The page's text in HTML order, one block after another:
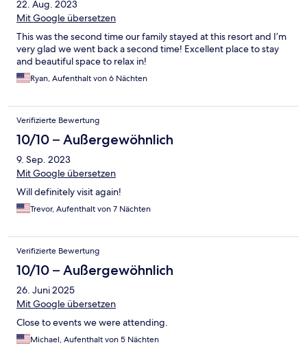
22. Aug. 2023
Mit Google übersetzen
This was the second time our family stayed at this resort and I’m
very glad we went back a second time! Excellent place to stay
and beautiful space to relax in!
Ryan, Aufenthalt von 6 Nächten
Verifizierte Bewertung
10/10 – Außergewöhnlich
9. Sep. 2023
Mit Google übersetzen
Will definitely visit again!
Trevor, Aufenthalt von 7 Nächten
Verifizierte Bewertung
10/10 – Außergewöhnlich
26. Juni 2025
Mit Google übersetzen
Close to events we were attending.
Michael, Aufenthalt von 5 Nächten